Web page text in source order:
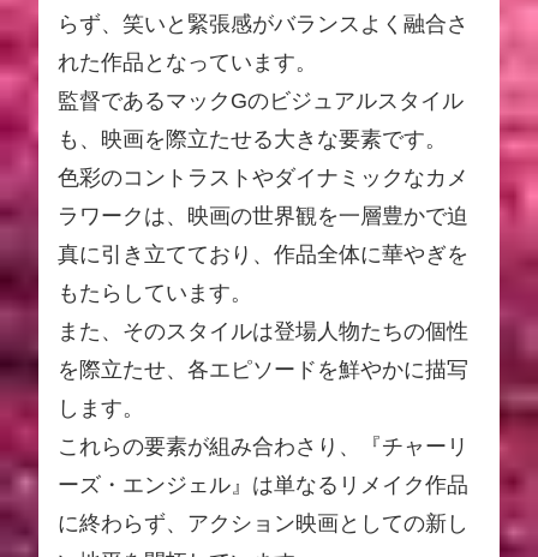
らず、笑いと緊張感がバランスよく融合さ
れた作品となっています。
監督であるマックGのビジュアルスタイル
も、映画を際立たせる大きな要素です。
色彩のコントラストやダイナミックなカメ
ラワークは、映画の世界観を一層豊かで迫
真に引き立てており、作品全体に華やぎを
もたらしています。
また、そのスタイルは登場人物たちの個性
を際立たせ、各エピソードを鮮やかに描写
します。
これらの要素が組み合わさり、『チャーリ
ーズ・エンジェル』は単なるリメイク作品
に終わらず、アクション映画としての新し